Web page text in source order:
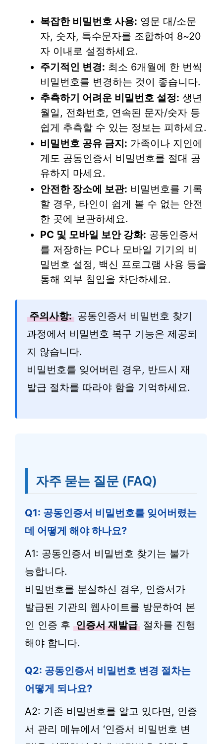
복잡한 비밀번호 사용: 영문 대/소문
자, 숫자, 특수문자를 조합하여 8~20
자 이내로 설정하세요.
주기적인 변경: 최소 6개월에 한 번씩
비밀번호를 변경하는 것이 좋습니다.
추측하기 어려운 비밀번호 설정: 생년
월일, 전화번호, 연속된 문자/숫자 등
쉽게 추측할 수 있는 정보는 피하세요.
비밀번호 공유 금지: 가족이나 지인에
게도 공동인증서 비밀번호를 절대 공
유하지 마세요.
안전한 장소에 보관: 비밀번호를 기록
할 경우, 타인이 쉽게 볼 수 없는 안전
한 곳에 보관하세요.
PC 및 모바일 보안 강화: 공동인증서
를 저장하는 PC나 모바일 기기의 비
밀번호 설정, 백신 프로그램 사용 등을
통해 외부 침입을 차단하세요.
주의사항: 공동인증서 비밀번호 찾기
과정에서 비밀번호 복구 기능은 제공되
지 않습니다.
비밀번호를 잊어버린 경우, 반드시 재
발급 절차를 따라야 함을 기억하세요.
자주 묻는 질문 (FAQ)
Q1: 공동인증서 비밀번호를 잊어버렸는
데 어떻게 해야 하나요?
A1: 공동인증서 비밀번호 찾기는 불가
능합니다.
비밀번호를 분실하신 경우, 인증서가
발급된 기관의 웹사이트를 방문하여 본
인 인증 후 인증서 재발급 절차를 진행
해야 합니다.
Q2: 공동인증서 비밀번호 변경 절차는
어떻게 되나요?
A2: 기존 비밀번호를 알고 있다면, 인증
서 관리 메뉴에서 ‘인증서 비밀번호 변